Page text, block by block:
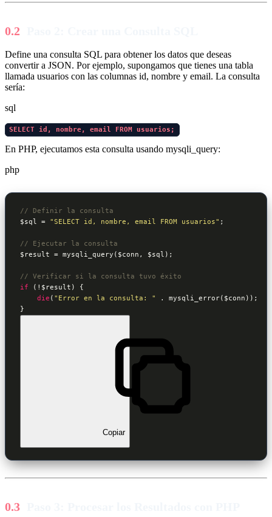
Define una consulta SQL para obtener los datos que deseas
convertir a JSON. Por ejemplo, supongamos que tienes una tabla
llamada usuarios con las columnas id, nombre y email. La consulta
sería:
sql
SELECT id, nombre, email FROM usuarios;
​​​​​​​En PHP, ejecutamos esta consulta usando mysqli_query:
php
// Definir la consulta
$sql = "SELECT id, nombre, email FROM usuarios" ;
// Ejecutar la consulta
$result = mysqli_query( $conn , $sql );
// Verificar si la consulta tuvo éxito
if (! $result ) {
die ( "Error en la consulta: " . mysqli_error( $conn ));
}
Copiar